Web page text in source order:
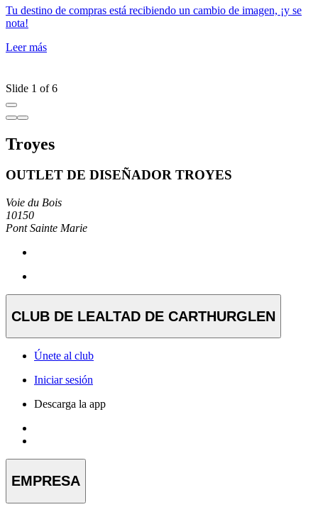
Tu destino de compras está recibiendo un cambio de imagen, ¡y se
nota!
Leer más
Slide 1 of 6
Troyes
OUTLET DE DISEÑADOR TROYES
Voie du Bois
10150
Pont Sainte Marie
CLUB DE LEALTAD DE CARTHURGLEN
Únete al club
Iniciar sesión
Descarga la app
EMPRESA